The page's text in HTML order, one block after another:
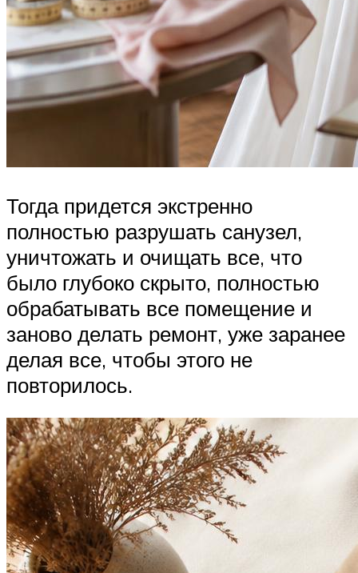
Тогда придется экстренно
полностью разрушать санузел,
уничтожать и очищать все, что
было глубоко скрыто, полностью
обрабатывать все помещение и
заново делать ремонт, уже заранее
делая все, чтобы этого не
повторилось.